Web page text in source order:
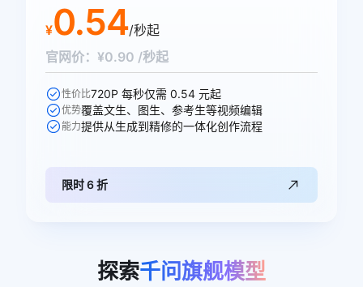
¥0.54/秒起
官网价：¥0.90 /秒起
性价比720P 每秒仅需 0.54 元起
优势覆盖文生、图生、参考生等视频编辑
能力提供从生成到精修的一体化创作流程
限时 6 折
探索千问旗舰模型